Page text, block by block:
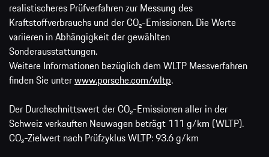
realistischeres Prüfverfahren zur Messung des
Kraftstoffverbrauchs und der CO₂-Emissionen. Die Werte
variieren in Abhängigkeit der gewählten
Sonderausstattungen.
Weitere Informationen bezüglich dem WLTP Messverfahren
finden Sie unterwww.porsche.com/wltp.
Der Durchschnittswert der CO₂-Emissionen aller in der
Schweiz verkauften Neuwagen beträgt 111 g/km (WLTP).
CO₂-Zielwert nach Prüfzyklus WLTP: 93.6 g/km